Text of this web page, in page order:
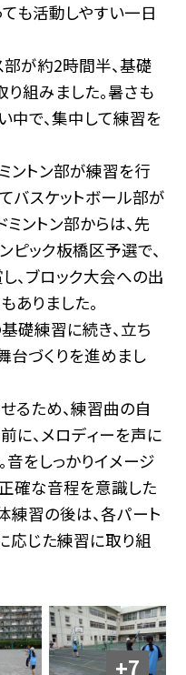
も活動しやすい一日
が約2時間半、基礎
組みました。暑さも
中で、集中して練習を
ントン部が練習を行
バスケットボール部が
ントン部からは、先
ピック板橋区予選で、
、ブロック大会への出
ありました。
礎練習に続き、立ち
台づくりを進めまし
るため、練習曲の自
に、メロディーを声に
をしっかりイメージ
正確な音程を意識した
練習の後は、各パート
応じた練習に取り組
+7